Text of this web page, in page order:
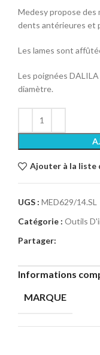
Medesy propose des
dents antérieures et
Les lames sont
Les poignées
diamètre.
Ajouter à la liste
UGS : MED629/14.SL
Catégorie : Outils
Partager:
Informations
MARQUE